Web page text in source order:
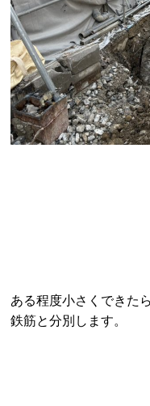
ある程度小さくできた
鉄筋と分別します。